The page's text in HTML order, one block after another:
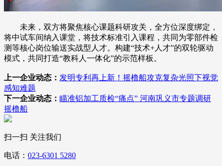
未来，双方将聚焦核心课题科研攻关，全方位深度绑定，
将中试车间纳入课堂，将技术标准引入课程，共同为零部件检
测等核心岗位输送实战型人才。构建“技术+人才”的双轮驱动
模式，共同打造“教科人一体化”的示范样板。
上一企业动态： 发明专利再上新！摇橹船攻克复杂光照下视觉
感知难题
下一企业动态： 瞄准铝加工质检“痛点” 河南巩义市专题调研
摇橹船
扫一扫 关注我们
电话： 023-6301 5280